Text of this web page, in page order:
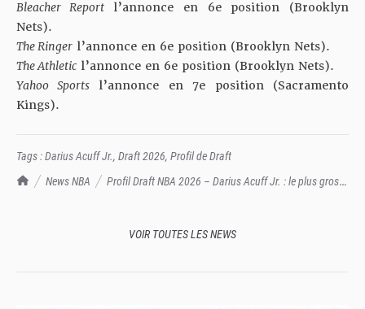
TrashTalk Actu NBA
News NBA
Profil Draft NBA 2026 – Darius Acuff Jr. : le plus gros
Bleacher Reportl’annonce en 6e position (Brooklyn
Nets).
The Ringer l’annonce en 6e position (Brooklyn Nets).
The Athletic l’annonce en 6e position (Brooklyn Nets).
Yahoo Sportsl’annonce en 7e position (Sacramento
Kings).
Tags :Darius Acuff Jr., Draft 2026, Profil de Draft
VOIR TOUTES LES NEWS